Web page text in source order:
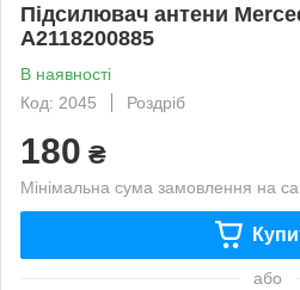
Підсилювач антени
A2118200885
В наявності
Код: 2045
Роздріб
180 ₴
Мінімальна сума замовлення на
або